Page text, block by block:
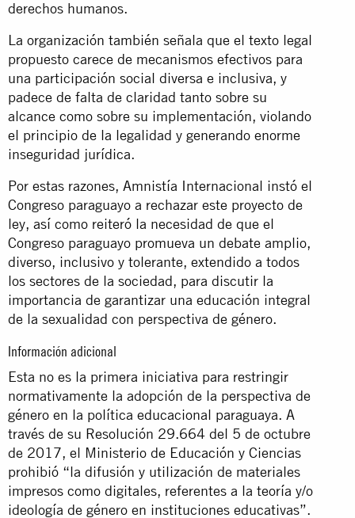
derechos humanos.
La organización también señala que el texto legal
propuesto carece de mecanismos efectivos para
una participación social diversa e inclusiva, y
padece de falta de claridad tanto sobre su
alcance como sobre su implementación, violando
el principio de la legalidad y generando enorme
inseguridad jurídica.
Por estas razones, Amnistía Internacional instó el
Congreso paraguayo a rechazar este proyecto de
ley, así como reiteró la necesidad de que el
Congreso paraguayo promueva un debate amplio,
diverso, inclusivo y tolerante, extendido a todos
los sectores de la sociedad, para discutir la
importancia de garantizar una educación integral
de la sexualidad con perspectiva de género.
Información adicional
Esta no es la primera iniciativa para restringir
normativamente la adopción de la perspectiva de
género en la política educacional paraguaya. A
través de su Resolución 29.664 del 5 de octubre
de 2017, el Ministerio de Educación y Ciencias
prohibió “la difusión y utilización de materiales
impresos como digitales, referentes a la teoría y/o
ideología de género en instituciones educativas”.